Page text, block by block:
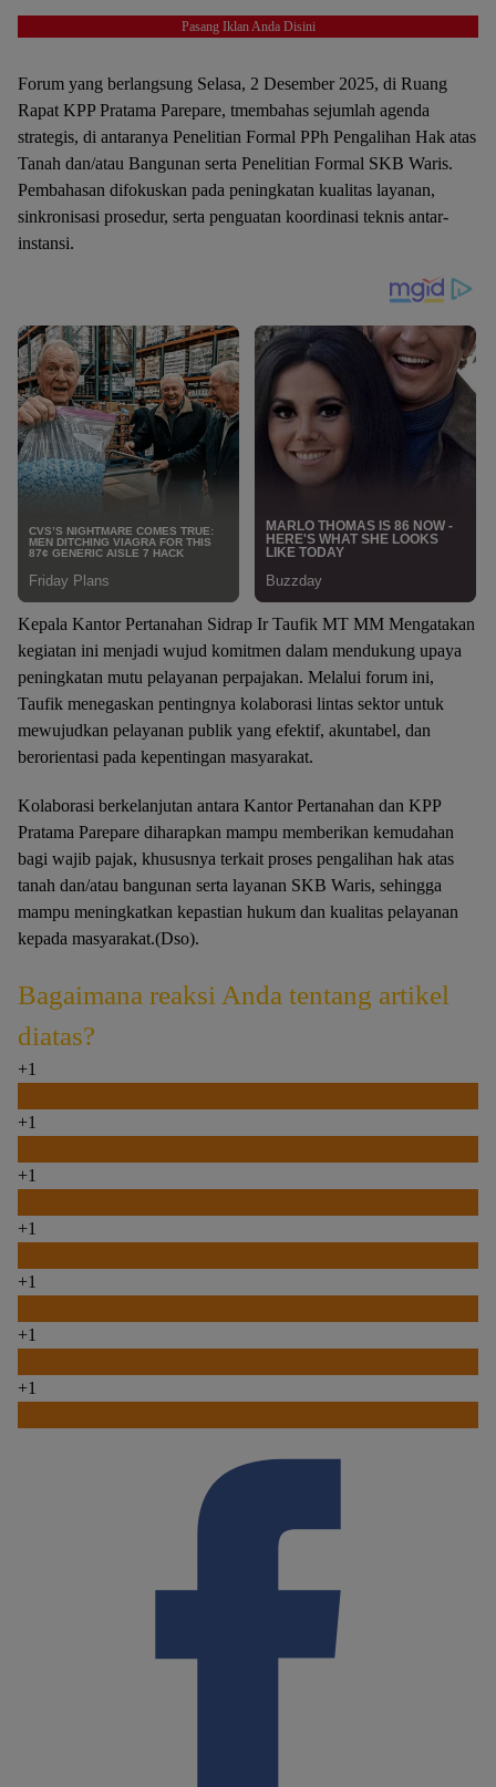
Pasang Iklan Anda Disini
Forum yang berlangsung Selasa, 2 Desember 2025, di Ruang
Rapat KPP Pratama Parepare, tmembahas sejumlah agenda
strategis, di antaranya Penelitian Formal PPh Pengalihan Hak atas
Tanah dan/atau Bangunan serta Penelitian Formal SKB Waris.
Pembahasan difokuskan pada peningkatan kualitas layanan,
sinkronisasi prosedur, serta penguatan koordinasi teknis antar-
instansi.
Kepala Kantor Pertanahan Sidrap Ir Taufik MT MM Mengatakan
kegiatan ini menjadi wujud komitmen dalam mendukung upaya
peningkatan mutu pelayanan perpajakan. Melalui forum ini,
Taufik menegaskan pentingnya kolaborasi lintas sektor untuk
mewujudkan pelayanan publik yang efektif, akuntabel, dan
berorientasi pada kepentingan masyarakat.
Kolaborasi berkelanjutan antara Kantor Pertanahan dan KPP
Pratama Parepare diharapkan mampu memberikan kemudahan
bagi wajib pajak, khususnya terkait proses pengalihan hak atas
tanah dan/atau bangunan serta layanan SKB Waris, sehingga
mampu meningkatkan kepastian hukum dan kualitas pelayanan
kepada masyarakat.(Dso).
Bagaimana reaksi Anda tentang artikel
diatas?
+1
+1
+1
+1
+1
+1
+1